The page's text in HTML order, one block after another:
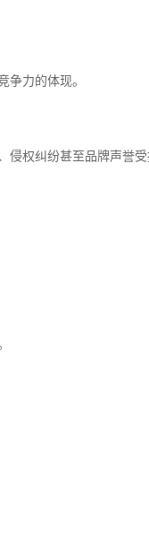
争力的体现。
权纠纷甚至品牌声誉受